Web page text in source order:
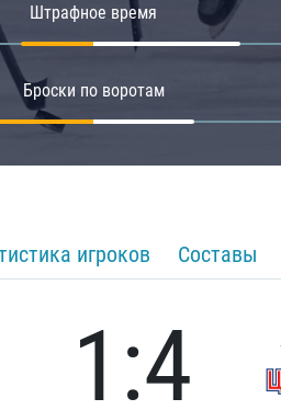
Штрафное время
Броски по воротам
игроков Составы
1:4